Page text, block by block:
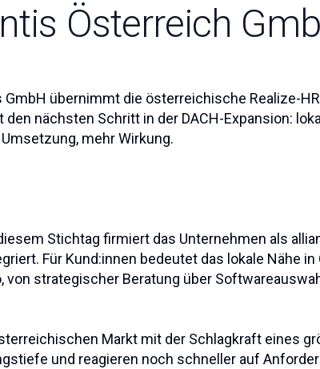
Österreich
GmbH übernimmt die österreichische Realize-
nächsten Schritt in der DACH‑Expansion:
mehr Wirkung.
Stichtag firmiert das Unternehmen als
Für Kund:innen bedeutet das lokale Nähe in
strategischer Beratung über
Markt mit der Schlagkraft eines
und reagieren noch schneller auf